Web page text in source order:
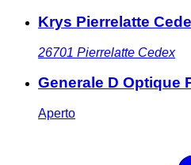
Krys Pierrelatte
26701 Pierrelatte Cedex
Generale D Optique
Aperto